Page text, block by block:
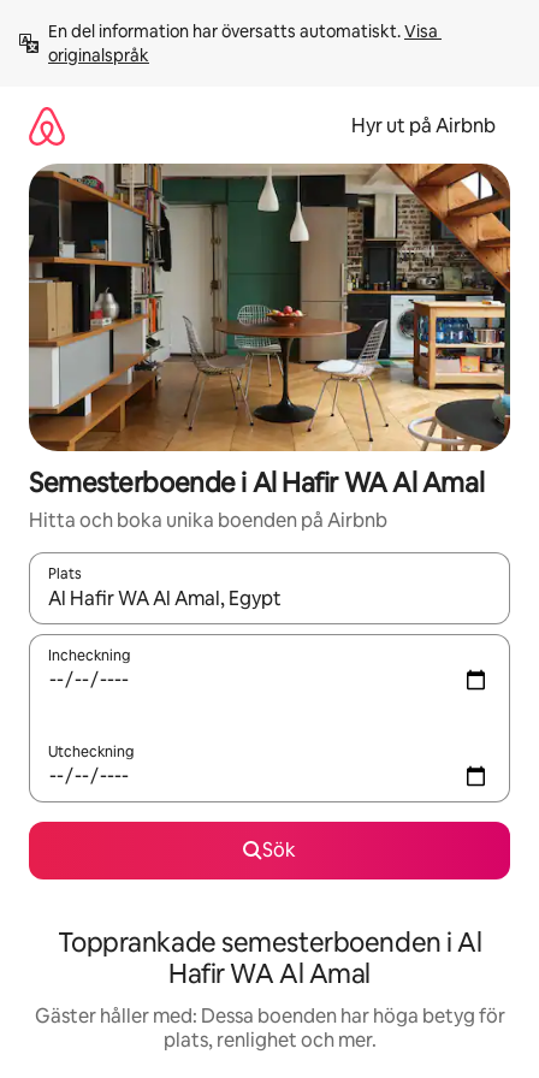
innehåll
En del information har översatts automatiskt. Visa
originalspråk
Hyr ut på Airbnb
Semesterboende i Al Hafir WA Al Amal
Hitta och boka unika boenden på Airbnb
Plats
När resultaten är tillgängliga kan du navigera med upp- och
Incheckning
Utcheckning
Sök
Topprankade semesterboenden i Al
Hafir WA Al Amal
Gäster håller med: Dessa boenden har höga betyg för
plats, renlighet och mer.